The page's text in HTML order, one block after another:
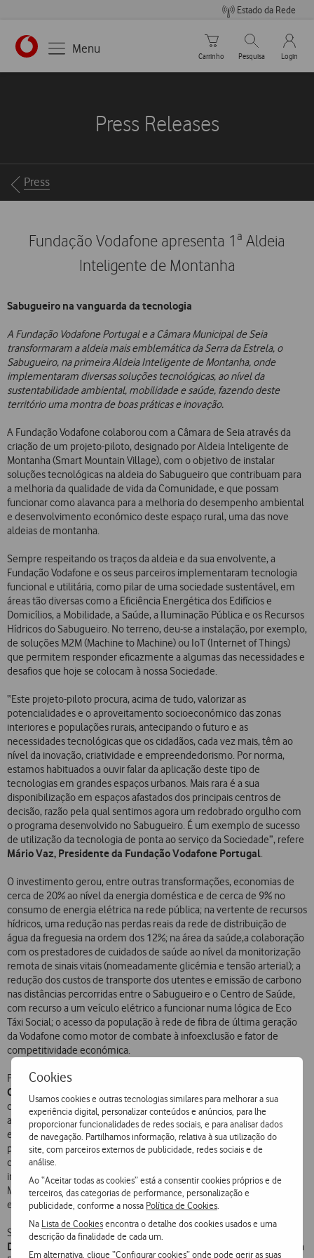
Cookies
Usamos cookies e outras tecnologias similares para melhorar a sua
experiência digital, personalizar conteúdos e anúncios, para lhe
proporcionar funcionalidades de redes sociais, e para analisar dados
de navegação. Partilhamos informação, relativa à sua utilização do
site, com parceiros externos de publicidade, redes sociais e de
análise.
Ao “Aceitar todas as cookies” está a consentir cookies próprios e de
terceiros, das categorias de performance, personalização e
publicidade, conforme a nossa Política de Cookies
Na Lista de Cookiesencontra o detalhe dos cookies usados e uma
descrição da finalidade de cada um.
Em alternativa, clique “Configurar cookies” onde pode gerir as suas
Estado da Rede
https://www.vodafone.pt
Menu
Carrinho de compras
Carrinho
Pesquisar
Pesquisa
My
Login
Press Releases
Breadcrumbs
Press
Fundação Vodafone apresenta 1ª Aldeia
Inteligente de Montanha
Sabugueiro na vanguarda da tecnologia
A Fundação Vodafone Portugal e a Câmara Municipal de Seia
transformaram a aldeia mais emblemática da Serra da Estrela, o
Sabugueiro, na primeira Aldeia Inteligente de Montanha, onde
implementaram diversas soluções tecnológicas, ao nível da
sustentabilidade ambiental, mobilidade e saúde, fazendo deste
território uma montra de boas práticas e inovação.
A Fundação Vodafone colaborou com a Câmara de Seia através da
criação de um projeto-piloto, designado por Aldeia Inteligente de
Montanha (Smart Mountain Village), com o objetivo de instalar
soluções tecnológicas na aldeia do Sabugueiro que contribuam para
a melhoria da qualidade de vida da Comunidade, e que possam
funcionar como alavanca para a melhoria do desempenho ambiental
e desenvolvimento económico deste espaço rural, uma das nove
aldeias de montanha.
Sempre respeitando os traços da aldeia e da sua envolvente, a
Fundação Vodafone e os seus parceiros implementaram tecnologia
funcional e utilitária, como pilar de uma sociedade sustentável, em
áreas tão diversas como a Eficiência Energética dos Edifícios e
Domicílios, a Mobilidade, a Saúde, a Iluminação Pública e os Recursos
Hídricos do Sabugueiro. No terreno, deu-se a instalação, por exemplo,
de soluções M2M (Machine to Machine) ou IoT (Internet of Things)
que permitem responder eficazmente a algumas das necessidades e
desafios que hoje se colocam à nossa Sociedade.
“Este projeto-piloto procura, acima de tudo, valorizar as
potencialidades e o aproveitamento socioeconómico das zonas
interiores e populações rurais, antecipando o futuro e as
necessidades tecnológicas que os cidadãos, cada vez mais, têm ao
nível da inovação, criatividade e empreendedorismo. Por norma,
estamos habituados a ouvir falar da aplicação deste tipo de
tecnologias em grandes espaços urbanos. Mais rara é a sua
disponibilização em espaços afastados dos principais centros de
decisão, razão pela qual sentimos agora um redobrado orgulho com
o programa desenvolvido no Sabugueiro. É um exemplo de sucesso
de utilização da tecnologia de ponta ao serviço da Sociedade”, refere
Mário Vaz, Presidente da Fundação Vodafone Portugal.
O investimento gerou, entre outras transformações, economias de
cerca de 20% ao nível da energia doméstica e de cerca de 9% no
consumo de energia elétrica na rede pública; na vertente de recursos
hídricos, uma redução nas perdas reais da rede de distribuição de
água da freguesia na ordem dos 12%; na área da saúde,a colaboração
com os prestadores de cuidados de saúde ao nível da monitorização
remota de sinais vitais (nomeadamente glicémia e tensão arterial); a
redução dos custos de transporte dos utentes e emissão de carbono
nas distâncias percorridas entre o Sabugueiro e o Centro de Saúde,
com recurso a um veículo elétrico a funcionar numa lógica de Eco
Táxi Social; o acesso da população à rede de fibra de última geração
da Vodafone como motor de combate à infoexclusão e fator de
competitividade económica.
Para oPresidente da Câmara Municipal de Seia, Carlos Filipe
Camelo
, “apostar num modelo de desenvolvimento que associa
criatividade, tecnologia inteligente e conhecimento para responder
aos desafios atuais dos territórios de baixa densidade, incorporando
equilíbrio ambiental e eficiência dos recursos naturais é uma das
prioridades das Políticas Municipais do Município de Seia. Neste
contexto, ter como parceiro estratégico a Fundação Vodafone na
implementação do projeto “Sabugueiro, 1.ª Aldeia Inteligente de
Montanha” é algo que me deixa muito orgulhoso e reconhecido
enquanto autarca.”
SegundoJorge Brito, Presidente da Associação de
Desenvolvimento Integrado da Rede de Aldeias de Montanha
, “a